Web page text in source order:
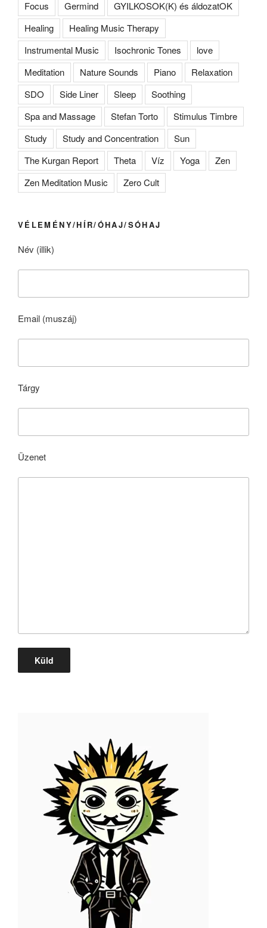
Focus Germind
GYILKOSOK(K) és áldozatOK
Healing
Healing Music Therapy
Instrumental Music
Isochronic Tones
love
Meditation
Nature Sounds Piano
Relaxation
SDO
Side Liner Sleep
Soothing
Spa and Massage
Stefan Torto
Stimulus Timbre
Study
Study and Concentration
Sun
The Kurgan Report
Theta Víz Yoga
Zen
Zen Meditation Music
Zero Cult
VÉLEMÉNY/HÍR/ÓHAJ/SÓHAJ
Név (illik)
Email (muszáj)
Tárgy
Üzenet